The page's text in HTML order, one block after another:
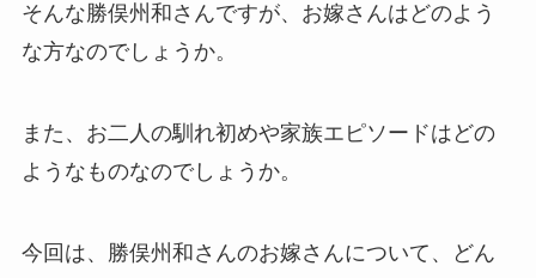
そんな勝俣州和さんですが、お嫁さんはどのよう
な方なのでしょうか。
また、お二人の馴れ初めや家族エピソードはどの
ようなものなのでしょうか。
今回は、勝俣州和さんのお嫁さんについて、どん